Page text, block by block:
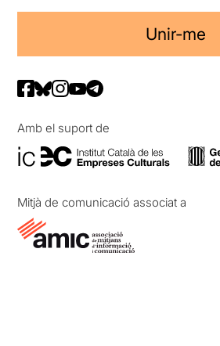
Unir-me
Amb el suport de
Mitjà de comunicació associat a